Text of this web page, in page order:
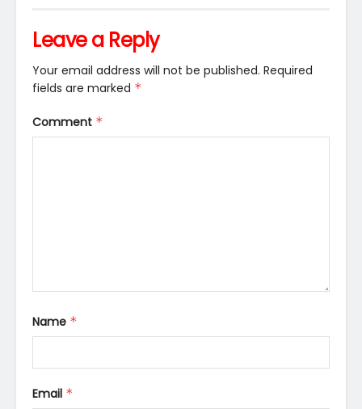
Leave a Reply
Your email address will not be published. Required
fields are marked *
Comment *
Name *
Email *